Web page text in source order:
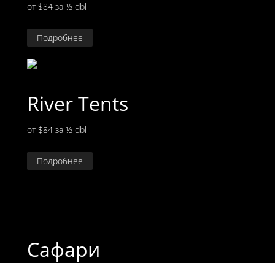
от $84 за ½ dbl
Подробнее
River Tents
от $84 за ½ dbl
Подробнее
Сафари